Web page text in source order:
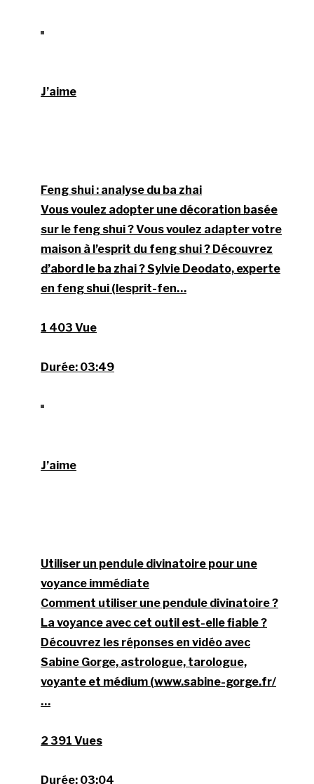
J’aime
Feng shui : analyse du ba zhai
Vous voulez adopter une décoration basée
sur le feng shui ? Vous voulez adapter votre
maison à l’esprit du feng shui ? Découvrez
d’abord le ba zhai ? Sylvie Deodato, experte
en feng shui (lesprit-fen…
1 403 Vue
Durée: 03:49
J’aime
Utiliser un pendule divinatoire pour une
voyance immédiate
Comment utiliser une pendule divinatoire ?
La voyance avec cet outil est-elle fiable ?
Découvrez les réponses en vidéo avec
Sabine Gorge, astrologue, tarologue,
voyante et médium (www.sabine-gorge.fr/
…
2 391 Vues
Durée: 03:04